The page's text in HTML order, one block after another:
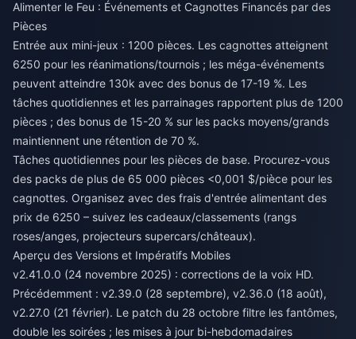
Alimenter le Feu : Événements et Cagnottes Financés par des
Pièces
Entrée aux mini-jeux : 1200 pièces. Les cagnottes atteignent
6250 pour les réanimations/tournois ; les méga-événements
peuvent atteindre 130k avec des bonus de 17-19 %. Les
tâches quotidiennes et les parrainages rapportent plus de 1200
pièces ; des bonus de 15-20 % sur les packs moyens/grands
maintiennent une rétention de 70 %.
Tâches quotidiennes pour les pièces de base. Procurez-vous
des packs de plus de 65 000 pièces <0,001 $/pièce pour les
cagnottes. Organisez avec des frais d'entrée alimentant des
prix de 6250 – suivez les cadeaux/classements (rangs
roses/anges, projecteurs supercars/châteaux).
Aperçu des Versions et Impératifs Mobiles
v2.41.0.0 (24 novembre 2025) : corrections de la voix HD.
Précédemment : v2.39.0 (28 septembre), v2.36.0 (18 août),
v2.27.0 (21 février). Le patch du 28 octobre filtre les fantômes,
double les soirées ; les mises à jour bi-hebdomadaires